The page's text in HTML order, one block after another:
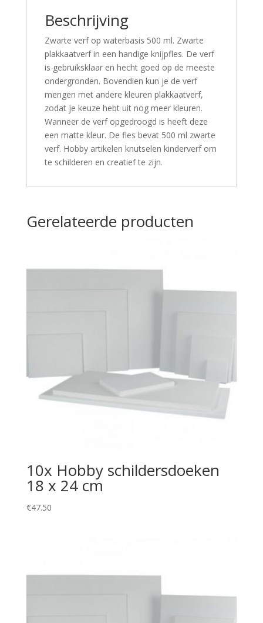
Beschrijving
Zwarte verf op waterbasis 500 ml. Zwarte
plakkaatverf in een handige knijpfles. De verf
is gebruiksklaar en hecht goed op de meeste
ondergronden. Bovendien kun je de verf
mengen met andere kleuren plakkaatverf,
zodat je keuze hebt uit nog meer kleuren.
Wanneer de verf opgedroogd is heeft deze
een matte kleur. De fles bevat 500 ml zwarte
verf. Hobby artikelen knutselen kinderverf om
te schilderen en creatief te zijn.
Gerelateerde producten
10x Hobby schildersdoeken
18 x 24 cm
€47.50